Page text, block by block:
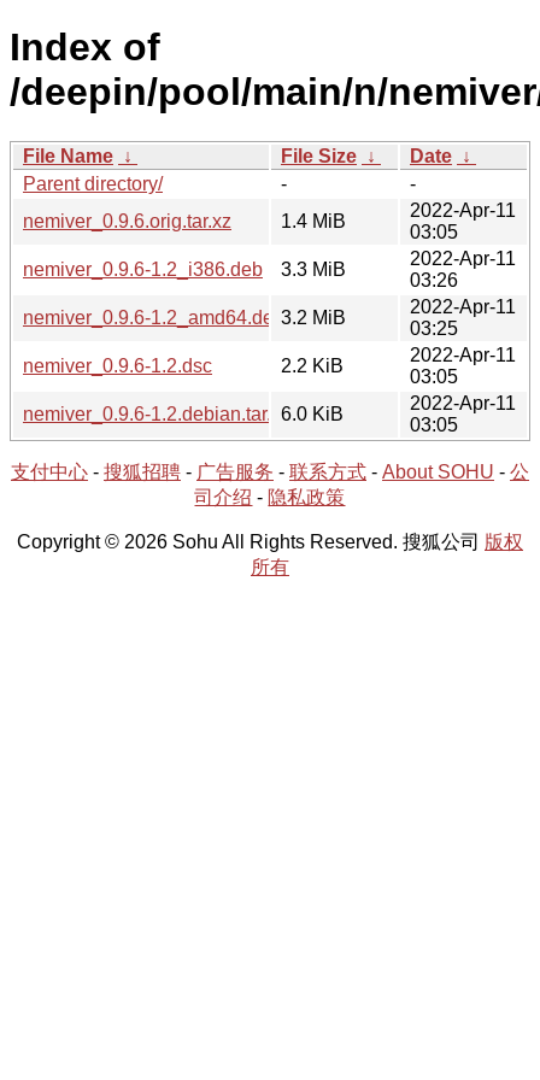
Index of
/deepin/pool/main/n/
File Name ↓ File Size ↓ Date ↓
Parent directory/
-
-
nemiver_0.9.6.orig.tar.xz
1.4 MiB
2022-Apr-11
03:05
nemiver_0.9.6-1.2_i386.deb
3.3 MiB
2022-Apr-11
03:26
nemiver_0.9.6-1.2_amd64.deb3.2 MiB
2022-Apr-11
03:25
nemiver_0.9.6-1.2.dsc
2.2 KiB
2022-Apr-11
03:05
nemiver_0.9.6-1.2.debian.tar.xz6.0 KiB
2022-Apr-11
03:05
支付中心 - 搜狐招聘 - 广告服务 - 联系方式 - About SOHU - 公
司介绍 - 隐私政策
Copyright © 2026 Sohu All Rights Reserved. 搜狐公司 版权
所有